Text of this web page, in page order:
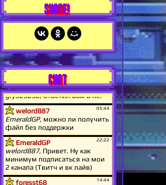
SHARE!
CHAT